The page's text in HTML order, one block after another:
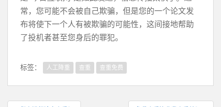
常，您可能不会被自己欺骗，但是您的一个论文发
布将使下一个人有被欺骗的可能性，这间接地帮助
了投机者甚至您身后的罪犯。
标签： 人工降重 查重 查重免费